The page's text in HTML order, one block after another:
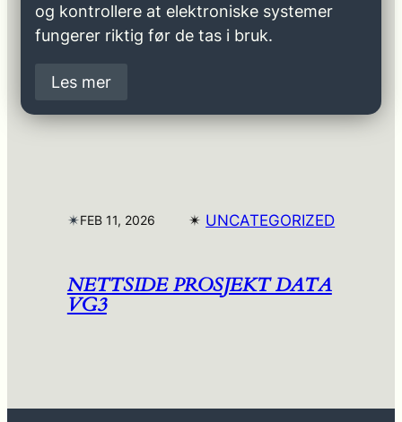
og kontrollere at elektroniske systemer
fungerer riktig før de tas i bruk.
Les mer
✴︎FEB 11, 2026 ✴︎ UNCATEGORIZED
NETTSIDE PROSJEKT DATA
VG3